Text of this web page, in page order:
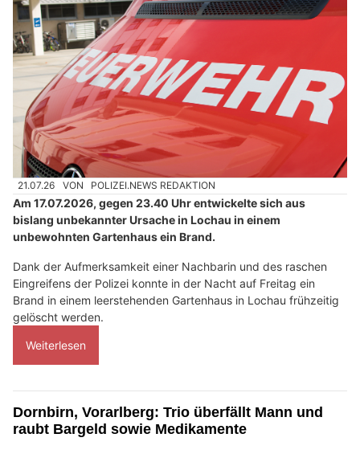
21.07.26 VON POLIZEI.NEWS REDAKTION
Am 17.07.2026, gegen 23.40 Uhr entwickelte sich aus
bislang unbekannter Ursache in Lochau in einem
unbewohnten Gartenhaus ein Brand.
Dank der Aufmerksamkeit einer Nachbarin und des raschen
Eingreifens der Polizei konnte in der Nacht auf Freitag ein
Brand in einem leerstehenden Gartenhaus in Lochau frühzeitig
gelöscht werden.
Weiterlesen
Dornbirn, Vorarlberg: Trio überfällt Mann und
raubt Bargeld sowie Medikamente